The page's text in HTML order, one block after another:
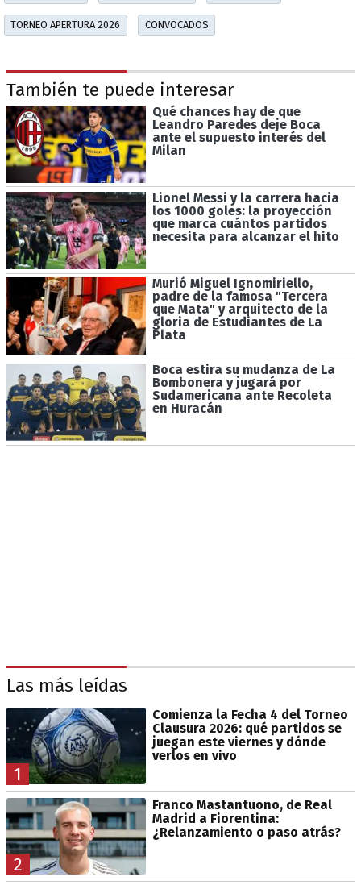
TORNEO APERTURA 2026 CONVOCADOS
También te puede interesar
Qué chances hay de que
Leandro Paredes deje Boca
ante el supuesto interés del
Milan
Lionel Messi y la carrera hacia
los 1000 goles: la proyección
que marca cuántos partidos
necesita para alcanzar el hito
Murió Miguel Ignomiriello,
padre de la famosa "Tercera
que Mata" y arquitecto de la
gloria de Estudiantes de La
Plata
Boca estira su mudanza de La
Bombonera y jugará por
Sudamericana ante Recoleta
en Huracán
Las más leídas
1
Comienza la Fecha 4 del Torneo
Clausura 2026: qué partidos se
juegan este viernes y dónde
verlos en vivo
2
Franco Mastantuono, de Real
Madrid a Fiorentina:
¿Relanzamiento o paso atrás?